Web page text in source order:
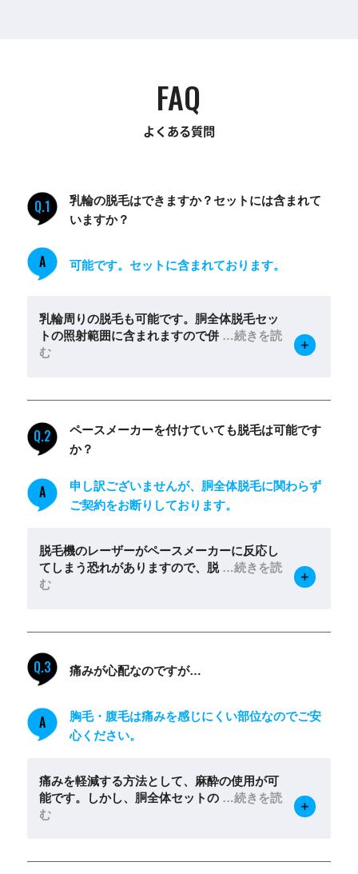
FAQ
よくある質問
Q.1
乳輪の脱毛はできますか？セットには含まれて
いますか？
A 可能です。セットに含まれております。
乳輪周りの脱毛も可能です。胴全体脱毛セッ
トの照射範囲に含まれますので併 …続きを読
む
Q.2
ペースメーカーを付けていても脱毛は可能です
か？
A
申し訳ございませんが、胴全体脱毛に関わらず
ご契約をお断りしております。
脱毛機のレーザーがペースメーカーに反応し
てしまう恐れがありますので、脱 …続きを読
む
Q.3 痛みが心配なのですが…
A
胸毛・腹毛は痛みを感じにくい部位なのでご安
心ください。
痛みを軽減する方法として、麻酔の使用が可
能です。しかし、胴全体セットの …続きを読
む